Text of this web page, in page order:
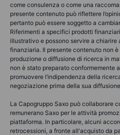
come consulenza o come una
presente contenuto può riflettere
pertanto può essere soggetto a
Riferimenti a specifici prodotti
illustrativo e possono servire a
finanziaria. Il presente contenuto non
produzione o diffusione di ricerca in
non è stato preparato conformemente
promuovere l’indipendenza della
negoziazione prima della sua
La Capogruppo Saxo può collaborare
remunerano Saxo per le attività
piattaforma. In particolare, alcuni
retrocessioni, a fronte all'acquisto da